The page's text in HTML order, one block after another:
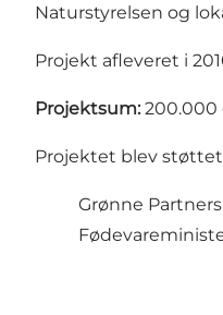
Naturstyrelsen og
Projekt afleveret i
Projektsum: 200.000
Projektet blev støttet
Grønne